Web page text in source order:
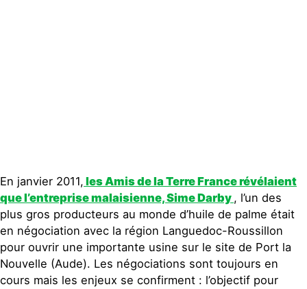
En janvier 2011, les Amis de la Terre France révélaient
que l’entreprise malaisienne, Sime Darby , l’un des
plus gros producteurs au monde d’huile de palme était
en négociation avec la région Languedoc-Roussillon
pour ouvrir une importante usine sur le site de Port la
Nouvelle (Aude). Les négociations sont toujours en
cours mais les enjeux se confirment : l’objectif pour